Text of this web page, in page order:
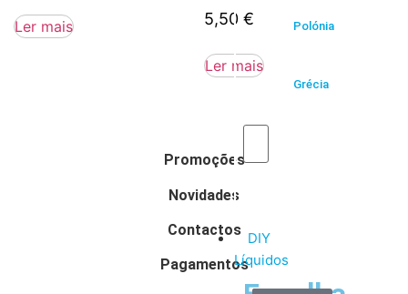
Polónia
Grécia
DIY
Líquidos
Ler mais 5,50 €
Ler mais
Promoções
Novidades
Contactos
Pagamentos